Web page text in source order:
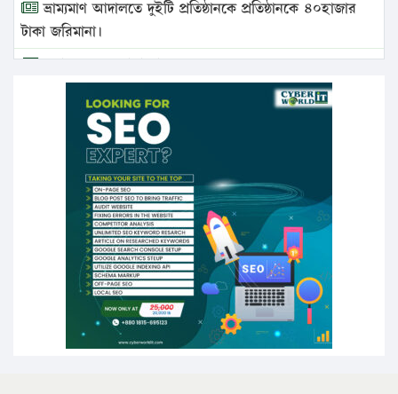
ভ্রাম্যমাণ আদালতে দুইটি প্রতিষ্ঠানকে প্রতিষ্ঠানকে ৪০হাজার
টাকা জরিমানা।
এবার লঞ্চের ভাড়া বাড়ল
১৭ থেকে ২১ শতাংশ বিদ্যুতের দাম বাড়ানোর প্রস্তাব পিডিবির
১৬ মে চাঁদপুর ও ২৫ মে ফেনী সফরে যাবেন প্রধানমন্ত্রী
উচ্চশিক্ষায় গৌরবময় অর্জন: পূর্ণ স্কলারশিপে যুক্তরাষ্ট্রে
পিএইচডি করছেন কুয়েটের কৃতি…
সারা দেশে বজ্রাঘাতে ১৪ জনের প্রাণহানি
কঠোর হচ্ছে এসএসসি ও এইচএসসি পরীক্ষা
ফরিদগঞ্জে আগুনে পুড়লো ৬ ব্যবসা প্রতিষ্ঠান